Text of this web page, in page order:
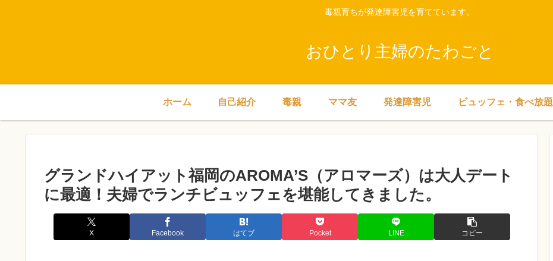
毒親育ちが発達障害児を育てています。
おひとり主婦のたわごと
ホーム 自己紹介 毒親 ママ友 発達障害児 ビュッフェ・食べ放題
グランドハイアット福岡のAROMA’S（アロマーズ）は大人デート
に最適！夫婦でランチビュッフェを堪能してきました。
X Facebook はてブ Pocket LINE コピー